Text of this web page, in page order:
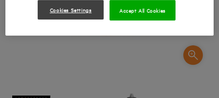
Cookies Settings Accept All Cookies